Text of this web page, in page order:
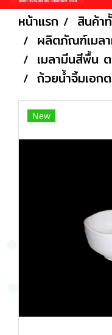
หน้าแรก
สินค้า
ผลิตภัณฑ์เมล
เมลามีนสีพื้น
ถ้วยน้ำจิ้มเอก
New